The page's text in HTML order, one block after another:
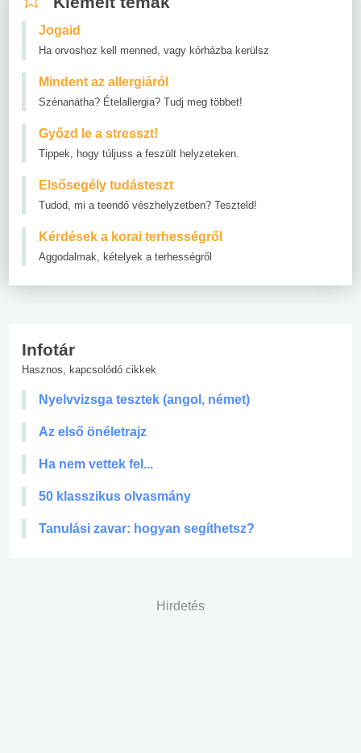
Jogaid
Ha orvoshoz kell menned, vagy kórházba kerülsz
Mindent az allergiáról
Szénanátha? Ételallergia? Tudj meg többet!
Győzd le a stresszt!
Tippek, hogy túljuss a feszült helyzeteken.
Elsősegély tudásteszt
Tudod, mi a teendő vészhelyzetben? Teszteld!
Kérdések a korai terhességről
Aggodalmak, kételyek a terhességről
Infotár
Hasznos, kapcsolódó cikkek
Nyelvvizsga tesztek (angol, német)
Az első önéletrajz
Ha nem vettek fel...
50 klasszikus olvasmány
Tanulási zavar: hogyan segíthetsz?
Hirdetés